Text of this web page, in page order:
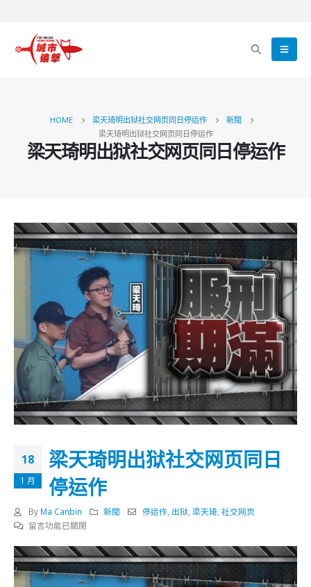
HOME 梁天琦明出狱社交网页同日停运作
新聞
梁天琦明出狱社交网页同日停运作
梁天琦明出狱社交网页同日停运作
18
1 月
梁天琦明出狱社交网页同日
停运作
By Ma Canbin 新聞 停运作 出狱 ,梁天琦 ,社交网页
在
天
琦
明
留言功能已關閉